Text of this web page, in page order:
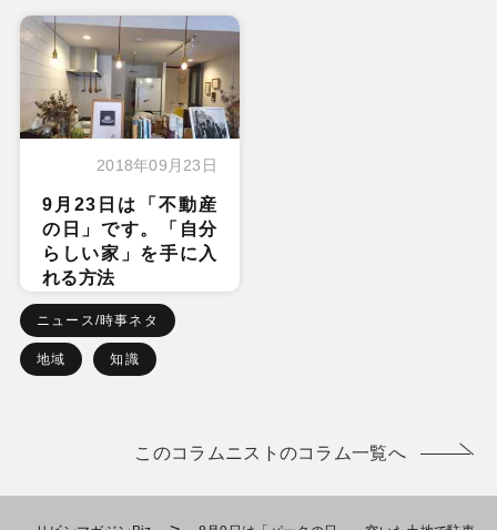
2018年09月23日
9月23日は「不動産
の日」です。「自分
らしい家」を手に入
れる方法
ニュース/時事ネタ
地域 知識
このコラムニストのコラム一覧へ